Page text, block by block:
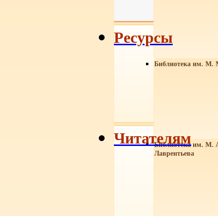
Библиотека им. М.
Библиотека им. М.
Лаврентьева
Ресурсы
Читателям